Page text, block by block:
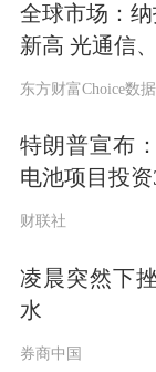
开长期资
的中长期
新华资产
处于新旧
产力正处
本的风险
要求，这
全球市场：
新高 光通信
东方财富Choice数据
特朗普宣布
电池项目投
财联社
凌晨突然下
水
券商中国